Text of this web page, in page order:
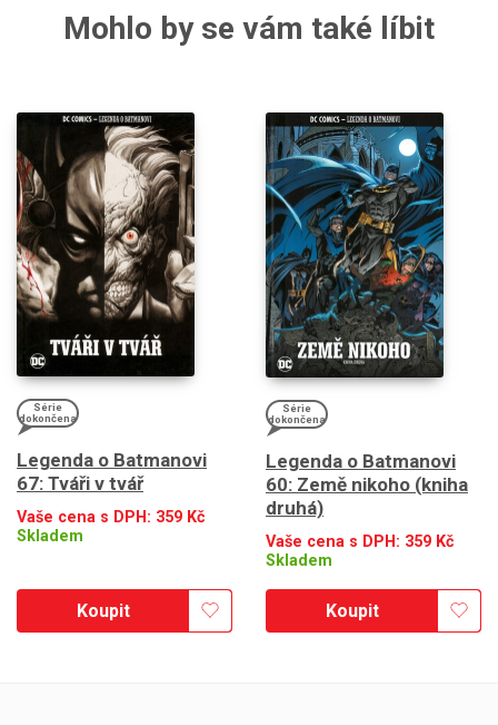
Mohlo by se vám také líbit
Série
dokončena
Legenda o Batmanovi
67: Tváři v tvář
Vaše cena s DPH: 359 Kč
Skladem
Koupit
Série
dokončena
Legenda o Batmanovi
60: Země nikoho (kniha
druhá)
Vaše cena s DPH: 359 Kč
Skladem
Koupit